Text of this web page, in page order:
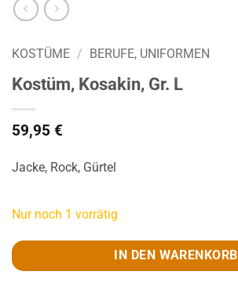
KOSTÜME / BERUFE, UNIFORMEN
Kostüm, Kosakin, Gr. L
59,95 €
Jacke, Rock, Gürtel
Nur noch 1 vorrätig
IN DEN WARENKORB